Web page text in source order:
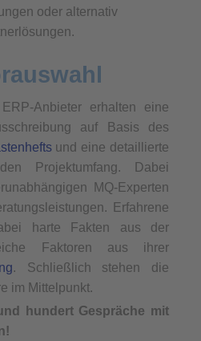
oder alternativ
Anbieter erhalten eine
auf Basis des
und eine detaillierte
Projektumfang. Dabei
MQ-Experten
Erfahrene
harte Fakten aus der
Faktoren aus ihrer
. Schließlich stehen die
im Mittelpunkt.
hundert Gespräche mit